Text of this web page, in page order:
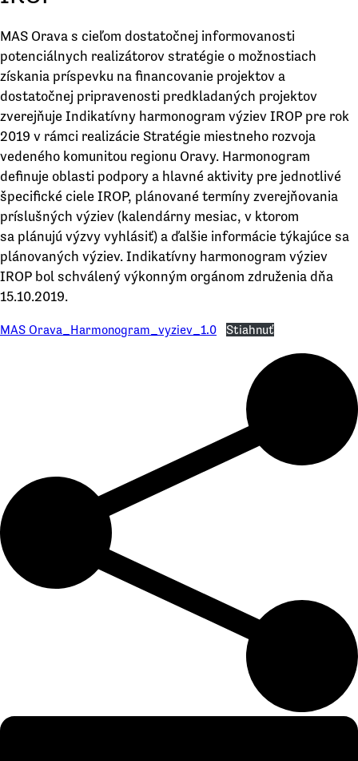
MAS Orava s cieľom dostatočnej informovanosti
potenciálnych realizátorov stratégie o možnostiach
získania príspevku na financovanie projektov a
dostatočnej pripravenosti predkladaných projektov
zverejňuje Indikatívny harmonogram výziev IROP pre rok
2019 v rámci realizácie Stratégie miestneho rozvoja
vedeného komunitou regionu Oravy. Harmonogram
definuje oblasti podpory a hlavné aktivity pre jednotlivé
špecifické ciele IROP, plánované termíny zverejňovania
príslušných výziev (kalendárny mesiac, v ktorom
sa plánujú výzvy vyhlásiť) a ďalšie informácie týkajúce sa
plánovaných výziev. Indikatívny harmonogram výziev
IROP bol schválený výkonným orgánom združenia dňa
15.10.2019.
MAS Orava_Harmonogram_vyziev_1.0 Stiahnuť